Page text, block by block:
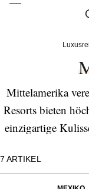
Mittelamerika
Resorts bieten
einzigartige
7 ARTIKEL